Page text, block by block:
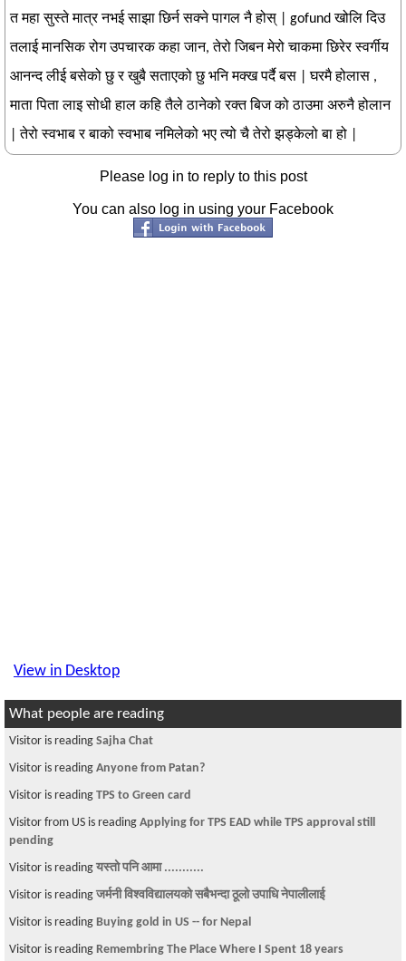
त महा सुस्ते मात्र नभई साझा छिर्न सक्ने पागल नै होस् | gofund खोलि दिउ
तलाई मानसिक रोग उपचारक कहा जान, तेरो जिबन मेरो चाकमा छिरेर स्वर्गीय
आनन्द लीई बसेको छु र खुबै सताएको छु भनि मक्ख पर्दै बस | घरमै होलास ,
माता पिता लाइ सोधी हाल कहि तैले ठानेको रक्त बिज को ठाउमा अरुनै होलान
| तेरो स्वभाब र बाको स्वभाब नमिलेको भए त्यो चै तेरो झड्केलो बा हो |
Please log in to reply to this post
You can also log in using your Facebook
View in Desktop
What people are reading
Visitor is reading Sajha Chat
Visitor is reading Anyone from Patan?
Visitor is reading TPS to Green card
Visitor from US is reading Applying for TPS EAD while TPS approval still
pending
Visitor is reading यस्तो पनि आमा ...........
Visitor is reading जर्मनी विश्वविद्यालयको सबैभन्दा ठूलो उपाधि नेपालीलाई
Visitor is reading Buying gold in US -- for Nepal
Visitor is reading Remembring The Place Where I Spent 18 years